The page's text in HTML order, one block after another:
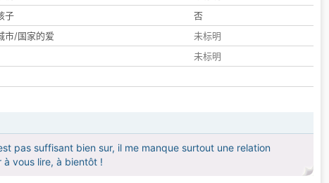
子
否
市/国家的爱
未标明
未标明
pas suffisant bien sur, il me manque surtout une relation
à vous lire, à bientôt !